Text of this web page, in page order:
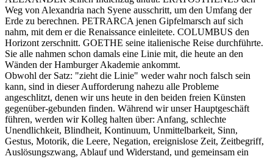
Weg von Alexandria nach Syene ausschritt, um den Umfang der
Erde zu berechnen. PETRARCA jenen Gipfelmarsch auf sich
nahm, mit dem er die Renaissance einleitete. COLUMBUS den
Horizont zerschnitt. GOETHE seine italienische Reise durchführte.
Sie alle nahmen schon damals eine Linie mit, die heute an den
Wänden der Hamburger Akademie ankommt.
Obwohl der Satz: "zieht die Linie" weder wahr noch falsch sein
kann, sind in dieser Aufforderung nahezu alle Probleme
angeschlitzt, denen wir uns heute in den beiden freien Künsten
gegenüber-gebunden finden. Während wir unser Hauptgeschäft
führen, werden wir Kolleg halten über: Anfang, schlechte
Unendlichkeit, Blindheit, Kontinuum, Unmittelbarkeit, Sinn,
Gestus, Motorik, die Leere, Negation, ereignislose Zeit, Zeitbegriff,
Auslösungszwang, Ablauf und Widerstand, und gemeinsam ein